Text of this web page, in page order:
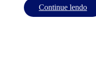
Continue lendo